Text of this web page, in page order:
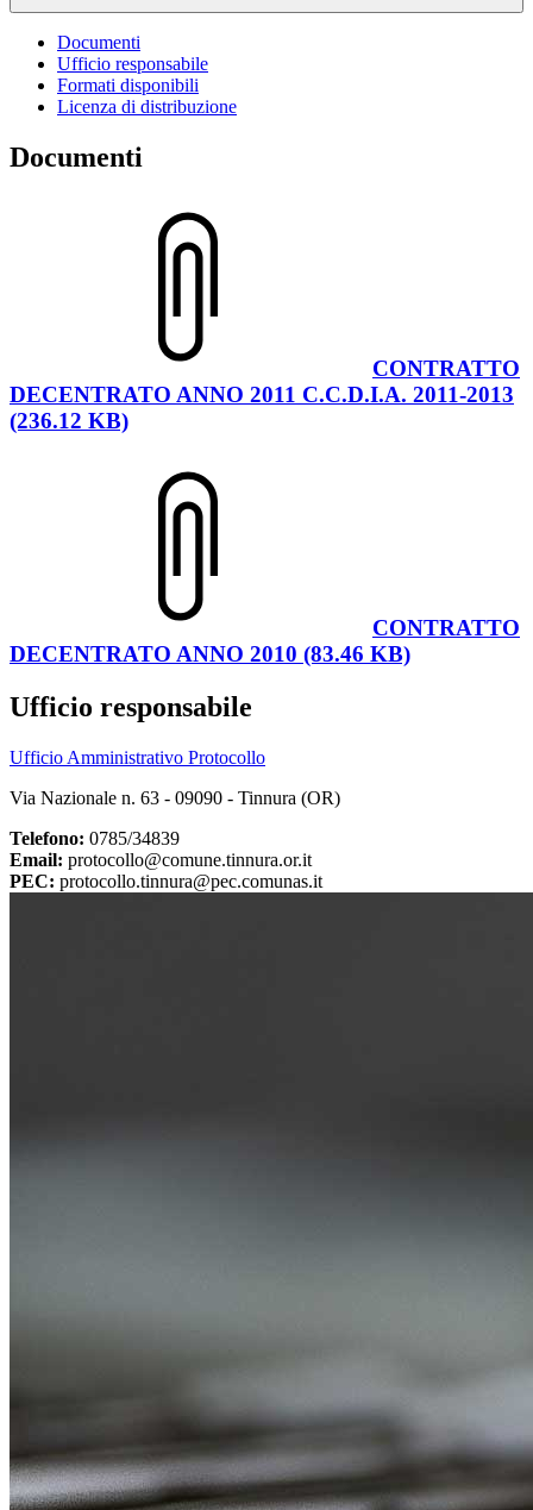
Documenti
Ufficio responsabile
Formati disponibili
Licenza di distribuzione
Documenti
CONTRATTO
DECENTRATO ANNO 2011 C.C.D.I.A. 2011-2013
(236.12 KB)
CONTRATTO
DECENTRATO ANNO 2010 (83.46 KB)
Ufficio responsabile
Ufficio Amministrativo Protocollo
Via Nazionale n. 63 - 09090 - Tinnura (OR)
Telefono: 0785/34839
Email: protocollo@comune.tinnura.or.it
PEC: protocollo.tinnura@pec.comunas.it